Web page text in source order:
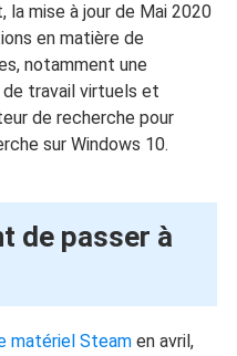
la mise à jour de Mai 2020
en matière de
notamment une
travail virtuels et
de recherche pour
sur Windows 10.
de passer à
matériel Steamen avril,